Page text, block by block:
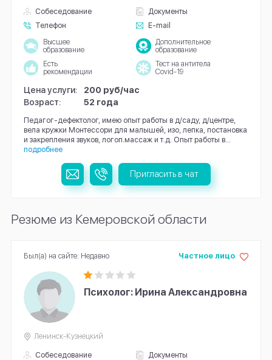
Собеседование
Документы
Телефон
E-mail
Высшее
образование
Дополнительное
образование
Есть
рекомендации
Тест на антитела
Covid-19
Цена услуги:
200 руб/час
Возраст:
52 года
Педагог-дефектолог, имею опыт работы в д/саду, д/центре,
вела кружки Монтессори для малышей, изо, лепка, постановка
и закрепления звуков, логоп.массаж и т.д. Опыт работы в...
подробнее
Пригласить в чат
Резюме из Кемеровской области
Психолог: Ирина Александровна
Собеседование
Документы
Частное лицо
Ленинск-Кузнецкий
Был(а) на сайте: Недавно